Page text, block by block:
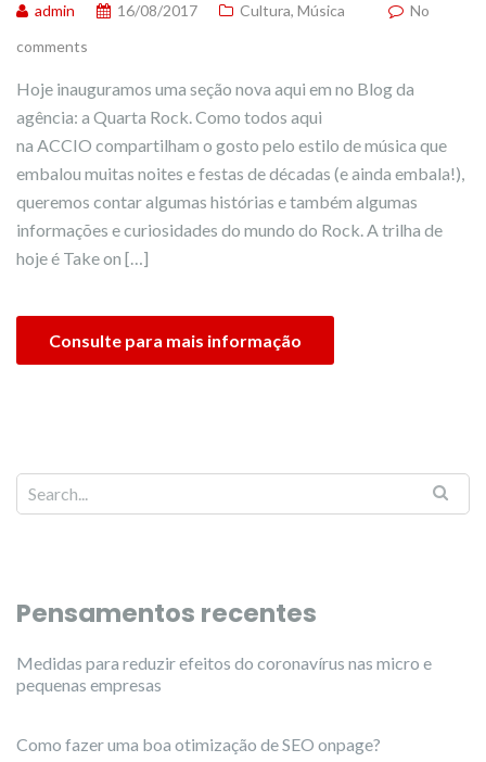
admin 16/08/2017 Cultura, Música
No
comments
Hoje inauguramos uma seção nova aqui em no Blog da
agência: a Quarta Rock. Como todos aqui
na ACCIO compartilham o gosto pelo estilo de música que
embalou muitas noites e festas de décadas (e ainda embala!),
queremos contar algumas histórias e também algumas
informações e curiosidades do mundo do Rock. A trilha de
hoje é Take on […]
Consulte para mais informação
Pensamentos recentes
Medidas para reduzir efeitos do coronavírus nas micro e
pequenas empresas
Como fazer uma boa otimização de SEO onpage?